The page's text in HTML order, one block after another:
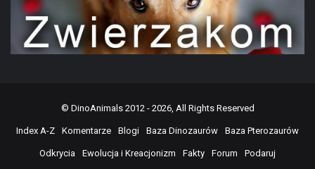
© DinoAnimals2012 - 2026, All Rights Reserved
Index A-Z Komentarze Blogi Baza Dinozaurów Baza Pterozaurów
Odkrycia Ewolucja i Kreacjonizm Fakty Forum Podaruj